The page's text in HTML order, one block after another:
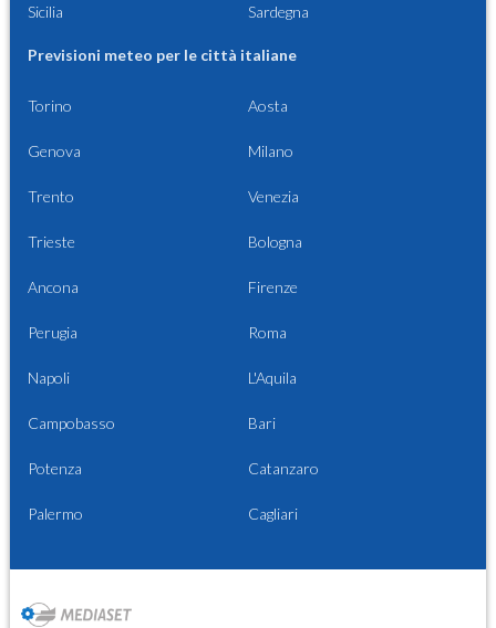
Sicilia Sardegna
Previsioni meteo per le città italiane
Torino Aosta
Genova Milano
Trento Venezia
Trieste Bologna
Ancona Firenze
Perugia Roma
Napoli L'Aquila
Campobasso Bari
Potenza Catanzaro
Palermo Cagliari